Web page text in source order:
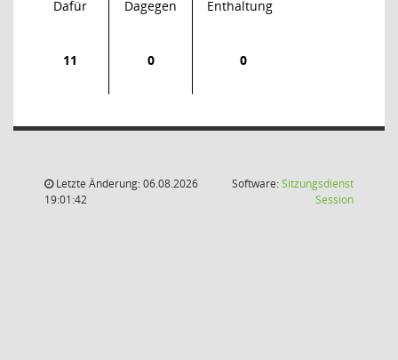
Dafür Dagegen Enthaltung
11 0 0
Letzte Änderung: 06.08.2026
19:01:42
Software:Sitzungsdienst
Session(Wird in